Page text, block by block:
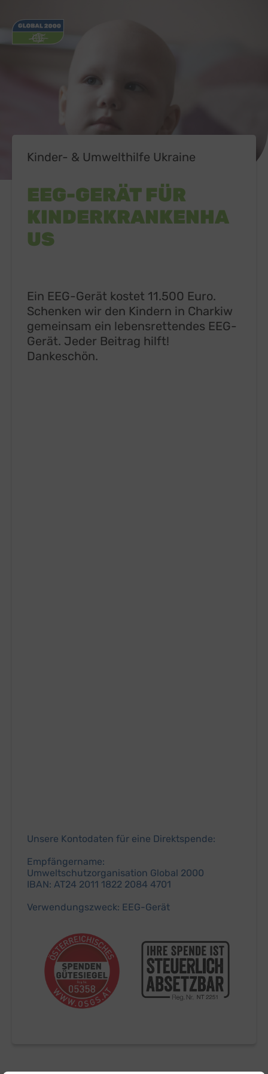
Kinder- & Umwelthilfe Ukraine
EEG-GERÄT FÜR
KINDERKRANKENHA
US
Ein EEG-Gerät kostet 11.500 Euro.
Schenken wir den Kindern in Charkiw
gemeinsam ein lebensrettendes EEG-
Gerät. Jeder Beitrag hilft!
Dankeschön.
Unsere Kontodaten für eine Direktspende:
Empfängername:
Umweltschutzorganisation Global 2000
IBAN: AT24 2011 1822 2084 4701
Verwendungszweck: EEG-Gerät